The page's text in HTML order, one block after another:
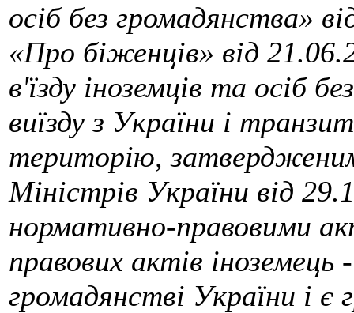
осіб без громадянства»
«Про біженців» від
в'їзду іноземців та осіб
виїзду з України і
територію,
Міністрів України від
нормативно-правовими
правових актів іноземець
громадянстві України і